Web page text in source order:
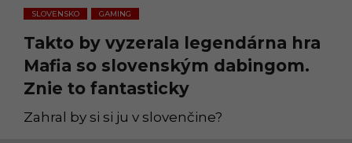
SLOVENSKO
,
GAMING
Takto by vyzerala legendárna hra
Mafia so slovenským dabingom.
Znie to fantasticky
Zahral by si si ju v slovenčine?